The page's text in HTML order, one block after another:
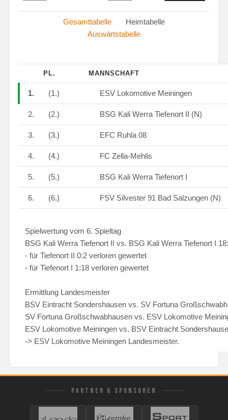
Gesamttabelle Heimtabelle
Auswärtstabelle
PL. MANNSCHAFT
1. (1.) ESV Lokomotive Meiningen
2. (2.) BSG Kali Werra Tiefenort II (N)
3. (3.) EFC Ruhla 08
4. (4.) FC Zella-Mehlis
5. (5.) BSG Kali Werra Tiefenort I
6. (6.) FSV Silvester 91 Bad Salzungen (N)
Spielwertung vom 6. Spieltag
BSG Kali Werra Tiefenort II vs. BSG Kali Werra Tiefenort I
- für Tiefenort II 0:2 verloren gewertet
- für Tiefenort I 1:18 verloren gewertet
Ermittlung Landesmeister
BSV Eintracht Sondershausen vs. SV Fortuna
SV Fortuna Großschwabhausen vs. ESV Lokomotive
ESV Lokomotive Meiningen vs. BSV Eintracht
-> ESV Lokomotive Meiningen Landesmeister.
PARTNER & SPONSOREN